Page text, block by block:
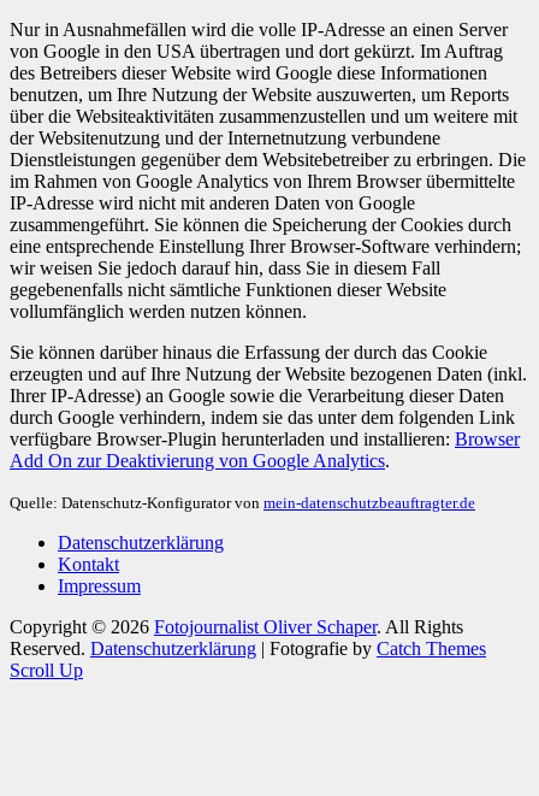
Nur in Ausnahmefällen wird die volle IP-Adresse an einen Server
von Google in den USA übertragen und dort gekürzt. Im Auftrag
des Betreibers dieser Website wird Google diese Informationen
benutzen, um Ihre Nutzung der Website auszuwerten, um Reports
über die Websiteaktivitäten zusammenzustellen und um weitere mit
der Websitenutzung und der Internetnutzung verbundene
Dienstleistungen gegenüber dem Websitebetreiber zu erbringen. Die
im Rahmen von Google Analytics von Ihrem Browser übermittelte
IP-Adresse wird nicht mit anderen Daten von Google
zusammengeführt. Sie können die Speicherung der Cookies durch
eine entsprechende Einstellung Ihrer Browser-Software verhindern;
wir weisen Sie jedoch darauf hin, dass Sie in diesem Fall
gegebenenfalls nicht sämtliche Funktionen dieser Website
vollumfänglich werden nutzen können.
Sie können darüber hinaus die Erfassung der durch das Cookie
erzeugten und auf Ihre Nutzung der Website bezogenen Daten (inkl.
Ihrer IP-Adresse) an Google sowie die Verarbeitung dieser Daten
durch Google verhindern, indem sie das unter dem folgenden Link
verfügbare Browser-Plugin herunterladen und installieren: Browser
Add On zur Deaktivierung von Google Analytics.
Quelle: Datenschutz-Konfigurator von mein-datenschutzbeauftragter.de
Datenschutzerklärung
Kontakt
Impressum
Copyright © 2026 Fotojournalist Oliver Schaper. All Rights
Reserved. Datenschutzerklärung | Fotografie by Catch Themes
Scroll Up